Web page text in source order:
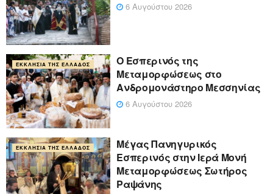
6 Αυγούστου 2026
ΕΚΚΛΗΣΊΑ ΤΗΣ ΕΛΛΆΔΟΣ
Ο Εσπερινός της
Μεταμορφώσεως στο
Ανδρομονάστηρο Μεσσηνίας
6 Αυγούστου 2026
ΕΚΚΛΗΣΊΑ ΤΗΣ ΕΛΛΆΔΟΣ
Μέγας Πανηγυρικός
Εσπερινός στην Ιερά Μονή
Μεταμορφώσεως Σωτήρος
Ραψάνης